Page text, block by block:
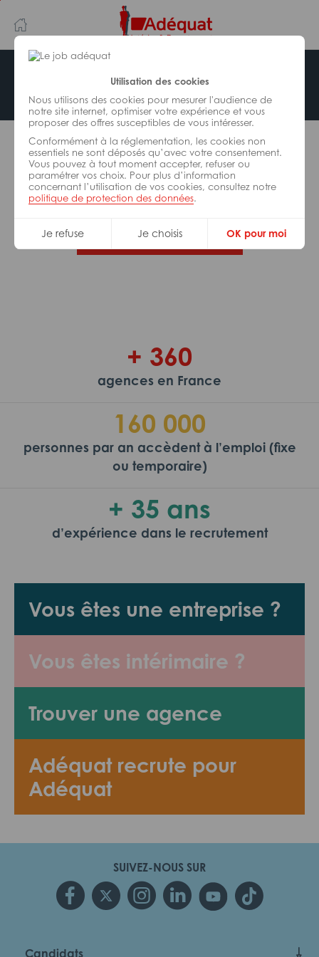
Utilisation des cookies
Nous utilisons des cookies pour mesurer l'audience de
notre site internet, optimiser votre expérience et vous
proposer des offres susceptibles de vous intéresser.
Conformément à la réglementation, les cookies non
essentiels ne sont déposés qu’avec votre consentement.
Vous pouvez à tout moment accepter, refuser ou
paramétrer vos choix. Pour plus d’information
concernant l’utilisation de vos cookies, consultez notre
politique de protection des données.
Je refuse Je choisis OK pour moi
au
contenu
principal
navigation
Offre indisponible
L’offre d’emploi que vous tentez de consulter n’est
plus disponible.
De nombreuses autres missions peuvent vous
correspondre, consultez toutes nos offres.
Trouvez votre job Adéquat !
Vous êtes une entreprise ?
Vous êtes intérimaire ?
Trouver une agence
Adéquat recrute pour
Adéquat
+ 360
agences en France
160 000
personnes par an accèdent à l’emploi (fixe
ou temporaire)
+ 35 ans
d’expérience dans le recrutement
SUIVEZ-NOUS SUR
Candidats